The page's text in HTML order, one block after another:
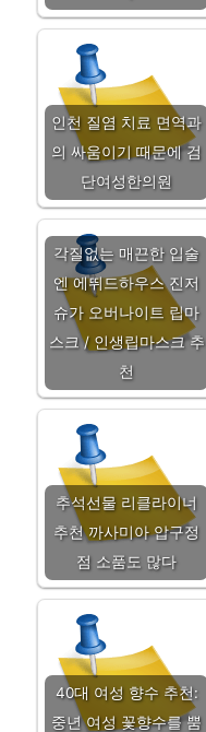
인천 질염 치료 면역과
의 싸움이기 때문에 검
단여성한의원
각질없는 매끈한 입술
엔 에뛰드하우스 진저
슈가 오버나이트 립마
스크 / 인생립마스크 추
천
추석선물 리클라이너
추천 까사미아 압구정
점 소품도 많다
40대 여성 향수 추천:
중년 여성 꽃향수를 뿜